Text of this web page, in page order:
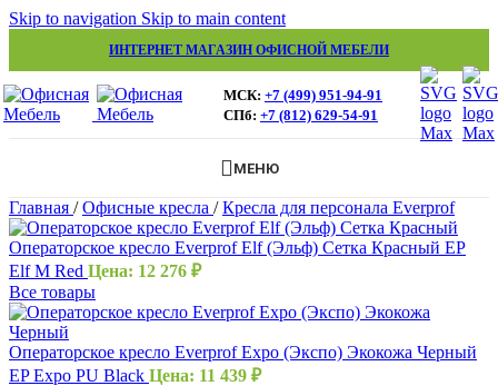
Skip to navigation Skip to main content
ИНТЕРНЕТ МАГАЗИН ОФИСНОЙ МЕБЕЛИ
МСК: +7 (499) 951-94-91
СПб: +7 (812) 629-54-91
МЕНЮ
Главная / Офисные кресла / Кресла для персонала Everprof
Операторское кресло Everprof Elf (Эльф) Сетка Красный EP
Elf M Red Цена: 12 276 ₽
Все товары
Операторское кресло Everprof Expo (Экспо) Экокожа Черный
EP Expo PU Black Цена: 11 439 ₽